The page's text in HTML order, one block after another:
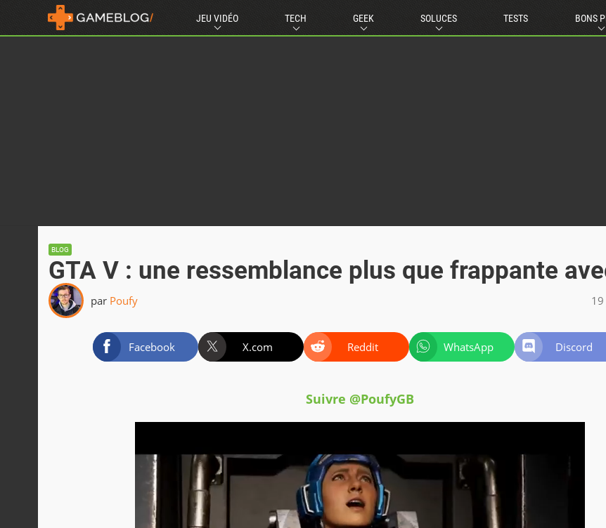
JEU VIDÉO TECH GEEK SOLUCES TESTS BONS
BLOG
GTA V : une ressemblance plus que frappante
par Poufy
Facebook X.com Reddit WhatsApp Discord
Suivre @PoufyGB